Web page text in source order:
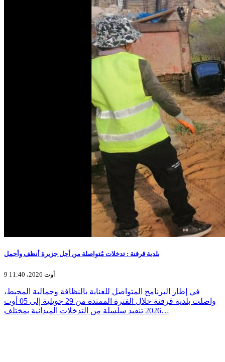
بلدية قرقنة : تدخلات مُتواصلة من أجل جزيرة أنظف وأجمل
9 أوت 2026، 11:40
في إطار البرنامج المتواصل للعناية بالنظافة وجمالية المحيط،
واصلت بلدية قرقنة خلال الفترة الممتدة من 29 جويلية إلى 05 أوت
2026 تنفيذ سلسلة من التدخلات الميدانية بمختلف…